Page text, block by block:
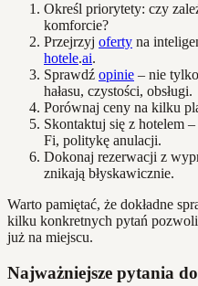
Określ priorytety: czy
komforcie?
Przejrzyj oferty na
hotele.ai.
Sprawdź opinie – nie
hałasu, czystości, obsługi.
Porównaj ceny na kilku
Skontaktuj się z hotelem
Fi, politykę anulacji.
Dokonaj rezerwacji z
znikają błyskawicznie.
Warto pamiętać, że dokładne
kilku konkretnych pytań
już na miejscu.
Najważniejsze pytania